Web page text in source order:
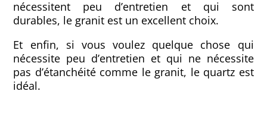
nécessitent peu d’entretien et qui sont
durables, le granit est un excellent choix.
Et enfin, si vous voulez quelque chose qui
nécessite peu d’entretien et qui ne nécessite
pas d’étanchéité comme le granit, le quartz est
idéal.